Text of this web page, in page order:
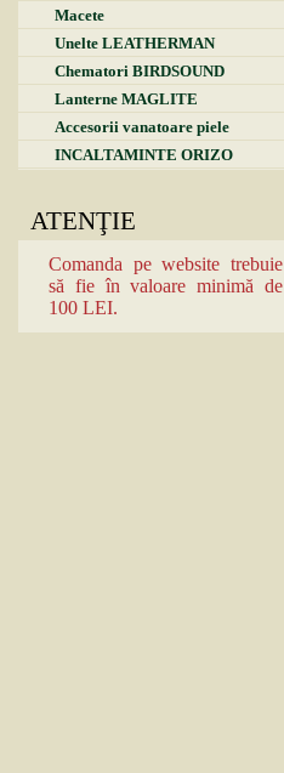
Macete
Unelte LEATHERMAN
Chematori BIRDSOUND
Lanterne MAGLITE
Accesorii vanatoare piele
INCALTAMINTE ORIZO
ATENŢIE
Comanda pe website trebuie
să fie în valoare minimă de
100 LEI.